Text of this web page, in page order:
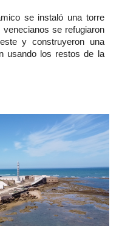
se instaló una torre
se refugiaron
y construyeron una
usando los restos de la